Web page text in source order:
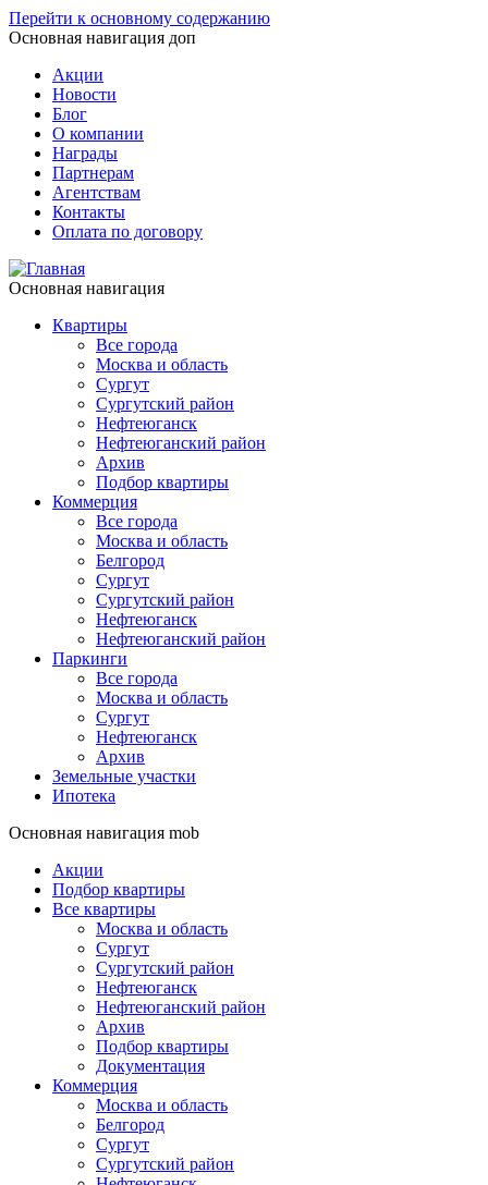
Перейти к основному содержанию
Основная навигация доп
Акции
Новости
Блог
О компании
Награды
Партнерам
Агентствам
Контакты
Оплата по договору
Основная навигация
Квартиры
Все города
Москва и область
Сургут
Сургутский район
Нефтеюганск
Нефтеюганский район
Архив
Подбор квартиры
Коммерция
Все города
Москва и область
Белгород
Сургут
Сургутский район
Нефтеюганск
Нефтеюганский район
Паркинги
Все города
Москва и область
Сургут
Нефтеюганск
Архив
Земельные участки
Ипотека
Основная навигация mob
Акции
Подбор квартиры
Все квартиры
Москва и область
Сургут
Сургутский район
Нефтеюганск
Нефтеюганский район
Архив
Подбор квартиры
Документация
Коммерция
Москва и область
Белгород
Сургут
Сургутский район